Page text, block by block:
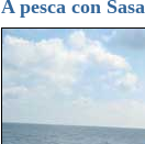
A pesca con Sasa